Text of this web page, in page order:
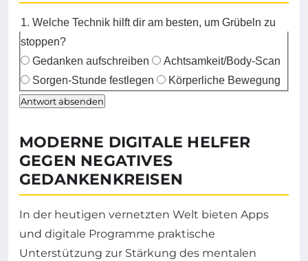
1. Welche Technik hilft dir am besten, um Grübeln zu
stoppen?
Gedanken aufschreiben
Achtsamkeit/Body-Scan
Sorgen-Stunde festlegen
Körperliche Bewegung
Antwort absenden
MODERNE DIGITALE HELFER
GEGEN NEGATIVES
GEDANKENKREISEN
In der heutigen vernetzten Welt bieten Apps
und digitale Programme praktische
Unterstützung zur Stärkung des mentalen